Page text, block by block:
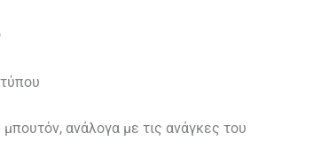
ανάλογα με τις ανάγκες του